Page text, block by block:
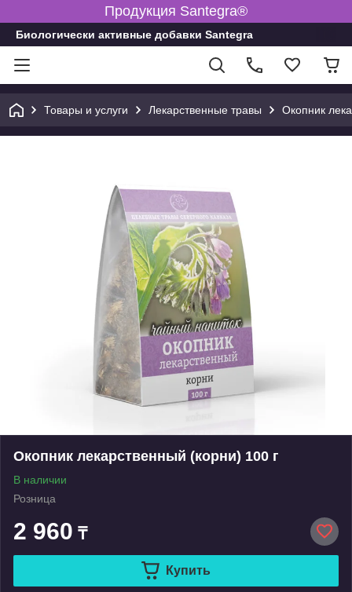
Продукция Santegra®
Биологически активные добавки Santegra
Товары и услуги Лекарственные травы Окопник
Окопник лекарственный (корни) 100 г
В наличии
Розница
2 960 ₸
Купить